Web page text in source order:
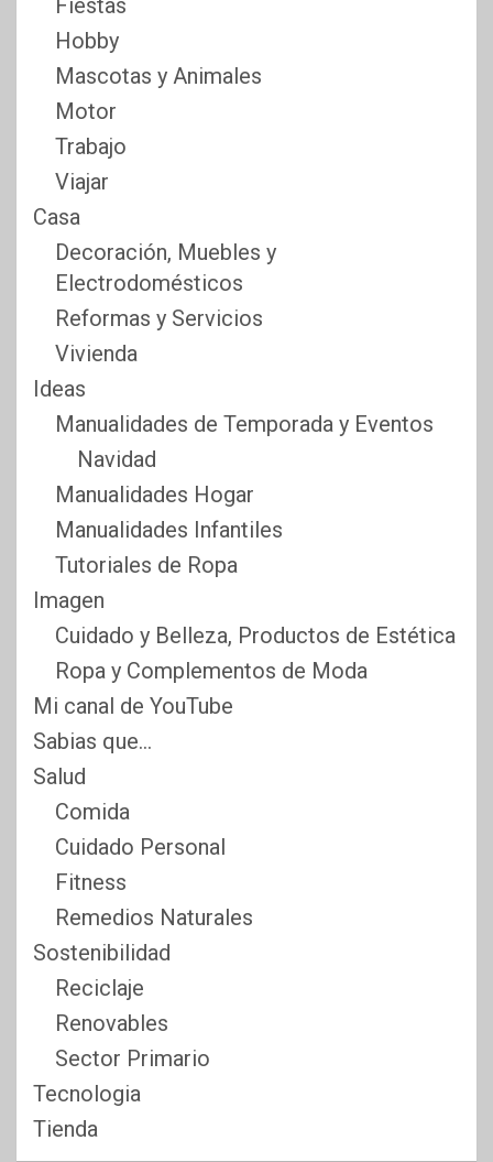
Fiestas
Hobby
Mascotas y Animales
Motor
Trabajo
Viajar
Casa
Decoración, Muebles y
Electrodomésticos
Reformas y Servicios
Vivienda
Ideas
Manualidades de Temporada y Eventos
Navidad
Manualidades Hogar
Manualidades Infantiles
Tutoriales de Ropa
Imagen
Cuidado y Belleza, Productos de Estética
Ropa y Complementos de Moda
Mi canal de YouTube
Sabias que…
Salud
Comida
Cuidado Personal
Fitness
Remedios Naturales
Sostenibilidad
Reciclaje
Renovables
Sector Primario
Tecnologia
Tienda